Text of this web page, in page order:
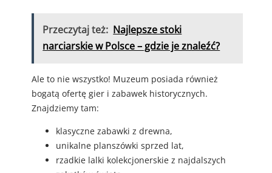
Przeczytaj też: Najlepsze stoki
narciarskie w Polsce – gdzie je znaleźć?
Ale to nie wszystko! Muzeum posiada również
bogatą ofertę gier i zabawek historycznych.
Znajdziemy tam:
klasyczne zabawki z drewna,
unikalne planszówki sprzed lat,
rzadkie lalki kolekcjonerskie z najdalszych